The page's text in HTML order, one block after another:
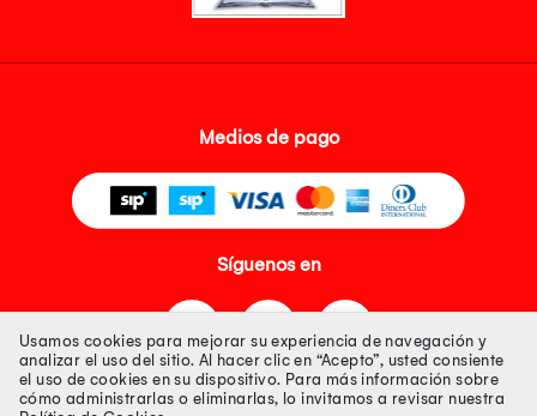
Medios de pago
Síguenos en
Usamos cookies para mejorar su experiencia de navegación y
analizar el uso del sitio. Al hacer clic en “Acepto”, usted consiente
el uso de cookies en su dispositivo. Para más información sobre
cómo administrarlas o eliminarlas, lo invitamos a revisar nuestra